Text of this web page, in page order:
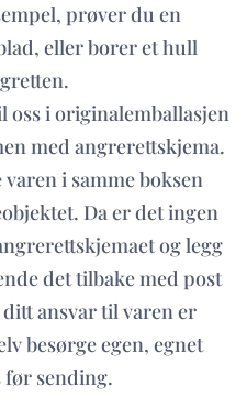
prøver du en
eller borer et hull
oss i originalemballasjen
med angrerettskjema.
i samme boksen
Da er det ingen
og legg
det tilbake med post
ansvar til varen er
besørge egen, egnet
før sending.